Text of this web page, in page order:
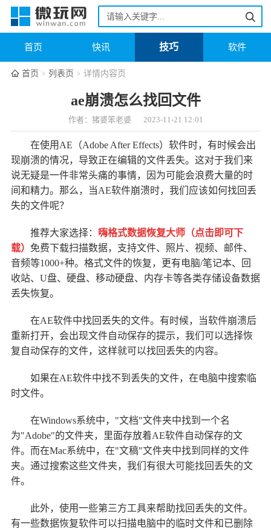
首页 快讯 技巧 软件
首页 列表页 详情内容页
ae崩溃怎么找回文件
作者：猪婆笨老婆 2023-11-21 12:01
在使用AE（Adobe After Effects）软件时，有时候会出
现崩溃的情况，导致正在编辑的文件丢失。这对于我们来
说无疑是一件非常头痛的事情，因为可能会浪费大量的时
间和精力。那么，当AE软件崩溃时，我们应该如何找回丢
失的文件呢？
推荐大家选择： 嗨格式数据恢复大师（点击即可下
载） 免费下载扫描数据，支持文件、照片、视频、邮件、
音频等1000+种。格式文件的恢复，更有电脑/笔记本、回
收站、U盘、硬盘、移动硬盘、内存卡等各类存储设备数据
丢失恢复。
在AE软件中找回丢失的文件。有时候，当软件崩溃后
重新打开，会出现文件自动保存的提示，我们可以选择恢
复自动保存的文件，这样就可以找回丢失的内容。
如果在AE软件中找不到丢失的文件，在电脑中搜索临
时文件。
在Windows系统中，"文档"文件夹中找到一个名
为"Adobe"的文件夹，里面存放着AE软件自动保存的文
件。而在Mac系统中，在"文稿"文件夹中找到同样的文件
夹。通过搜索这些文件夹，我们有很大可能找回丢失的文
件。
此外，使用一些第三方工具来帮助找回丢失的文件。
有一些数据恢复软件可以扫描电脑中的临时文件和已删除